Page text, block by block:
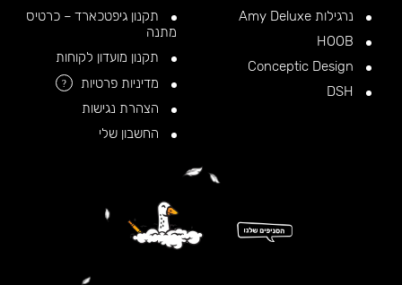
נרגילות Amy Deluxe
תקנון גיפטכארד – כרטיס
מתנה
תקנון מועדון לקוחות
מדיניות פרטיות
?
הצהרת נגישות
החשבון שלי